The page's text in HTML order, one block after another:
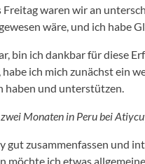
waren wir an
wäre, und ich habe
bin ich dankbar für diese
ich mich zunächst ein
haben und unterstützen.
Monaten in Peru bei
zusammenfassen und
ich etwas